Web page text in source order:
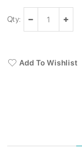
Qty:
Add To Wishlist